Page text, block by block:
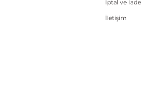
İptal ve
İletişim